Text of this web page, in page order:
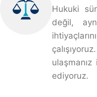
Hukuki
değil,
ulaşmanız
ediyoruz.